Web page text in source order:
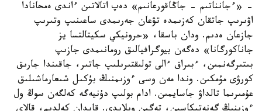
- «ءجانناتىم - جاڭاقورعانىم» دەپ اتالاتىن ءاندى ەمحانادا
اۋىرىپ جاتقان كەزىمدە تۋعان جەرىمدى ساعىنىپ وتىرىپ
جازعان ەدىم. ودان باسقا، «حرونيكي سكيتالتسا يز
جاناكورگانا» دەگەن بيوگرافيالىق رومانىمدى جازىپ
بىتىرگەنمىن، ءبىراق ءالى تولىقتىرىلىپ جاتىر، جاقىندا جارىق
كورۋى مۇمكىن. وندا مەن وسى ءوزىمنىڭ بۇكىل شىعارماشىلىق
عۇمىرىما تالداۋ جاسايمىن. ادام بولىپ دۇنيەگە كەلگەن سوڭ ول